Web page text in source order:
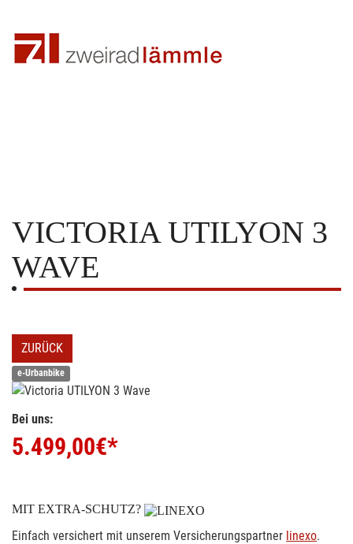
VICTORIAUTILYON 3
WAVE
ZURÜCK
e-Urbanbike
Bei uns:
5.499,00€*
MIT EXTRA-SCHUTZ?
Einfach versichert mit unserem Versicherungspartner linexo.